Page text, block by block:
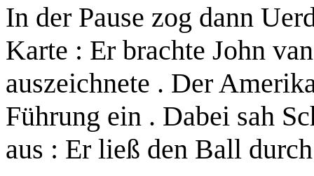
In der Pause zog dann
Karte : Er brachte John
auszeichnete . Der
Führung ein . Dabei sah
aus : Er ließ den Ball